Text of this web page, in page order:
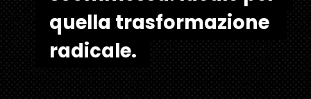
quella trasformazione
radicale.
quella trasformazione
radicale.